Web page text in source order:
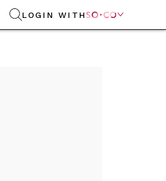
LOGIN WITH 